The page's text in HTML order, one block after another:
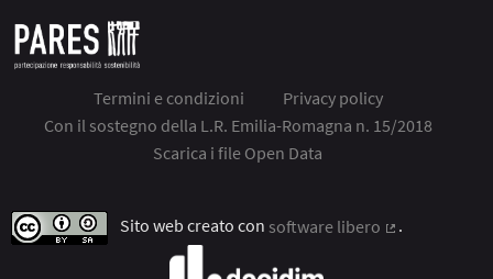
Termini e condizioni
Privacy policy
Con il sostegno della L.R. Emilia-Romagna n. 15/2018
Scarica i file Open Data
Sito web creato con software libero
.